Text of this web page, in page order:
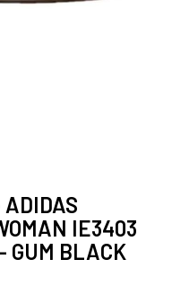
IE3403
GUM BLACK